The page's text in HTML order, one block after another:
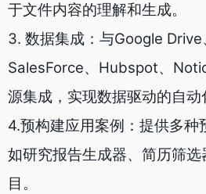
于文件内容的理解和生成。
3. 数据集成：与Google Drive
SalesForce、Hubspot、
源集成，实现数据驱动的自动
4.预构建应用案例：提供多种
如研究报告生成器、简历筛
目。